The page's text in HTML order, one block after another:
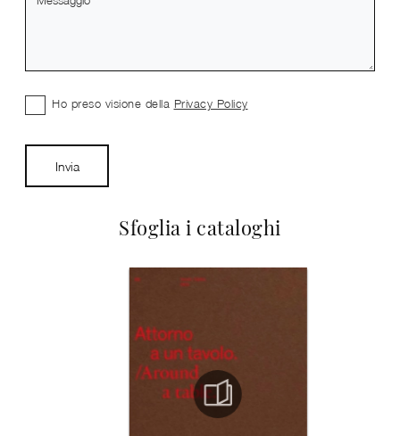
Sfoglia i cataloghi
Ho preso visione della Privacy Policy
Invia